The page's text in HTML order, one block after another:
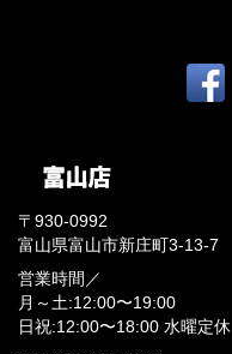
〒930-0992
富山県富山市新庄町3-13-7
営業時間／
月～土:12:00〜19:00
日祝:12:00〜18:00 水曜定休